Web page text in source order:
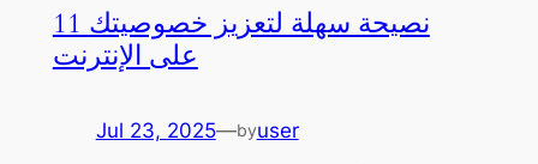
11 نصيحة سهلة لتعزيز خصوصيتك
على الإنترنت
Jul 23, 2025—byuser